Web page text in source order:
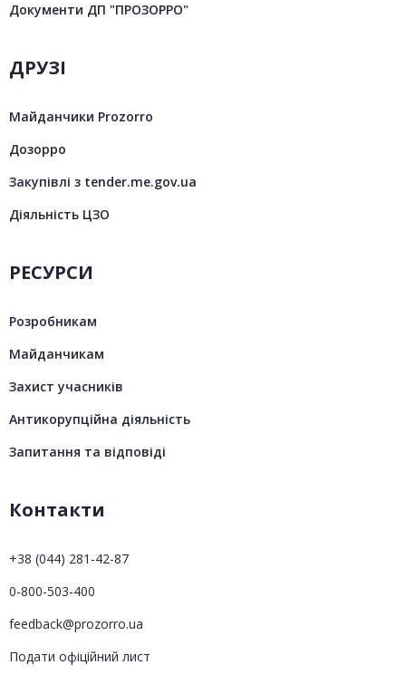
Документи ДП "ПРОЗОРРО"
ДРУЗІ
Майданчики Prozorro
Дозорро
Закупівлі з tender.me.gov.ua
Діяльність ЦЗО
РЕСУРСИ
Розробникам
Майданчикам
Захист учасників
Антикорупційна діяльність
Запитання та відповіді
Контакти
+38 (044) 281-42-87
0-800-503-400
feedback@prozorro.ua
Подати офіційний лист